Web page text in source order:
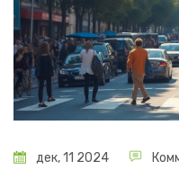
дек, 11 2024